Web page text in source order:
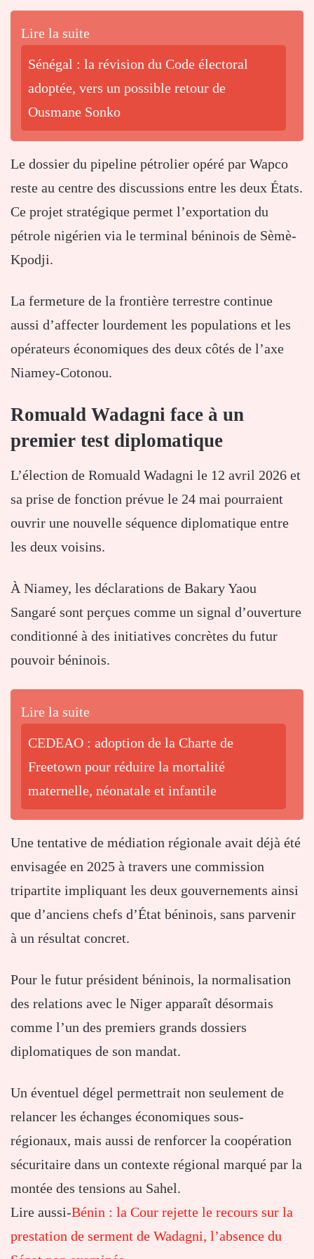
Lire la suite
Sénégal : la révision du Code électoral
adoptée, vers un possible retour de
Ousmane Sonko
Le dossier du pipeline pétrolier opéré par Wapco
reste au centre des discussions entre les deux États.
Ce projet stratégique permet l’exportation du
pétrole nigérien via le terminal béninois de Sèmè-
Kpodji.
La fermeture de la frontière terrestre continue
aussi d’affecter lourdement les populations et les
opérateurs économiques des deux côtés de l’axe
Niamey-Cotonou.
Romuald Wadagni face à un
premier test diplomatique
L’élection de Romuald Wadagni le 12 avril 2026 et
sa prise de fonction prévue le 24 mai pourraient
ouvrir une nouvelle séquence diplomatique entre
les deux voisins.
À Niamey, les déclarations de Bakary Yaou
Sangaré sont perçues comme un signal d’ouverture
conditionné à des initiatives concrètes du futur
pouvoir béninois.
Lire la suite
CEDEAO : adoption de la Charte de
Freetown pour réduire la mortalité
maternelle, néonatale et infantile
Une tentative de médiation régionale avait déjà été
envisagée en 2025 à travers une commission
tripartite impliquant les deux gouvernements ainsi
que d’anciens chefs d’État béninois, sans parvenir
à un résultat concret.
Pour le futur président béninois, la normalisation
des relations avec le Niger apparaît désormais
comme l’un des premiers grands dossiers
diplomatiques de son mandat.
Un éventuel dégel permettrait non seulement de
relancer les échanges économiques sous-
régionaux, mais aussi de renforcer la coopération
sécuritaire dans un contexte régional marqué par la
montée des tensions au Sahel.
Lire aussi-Bénin : la Cour rejette le recours sur la
prestation de serment de Wadagni, l’absence du